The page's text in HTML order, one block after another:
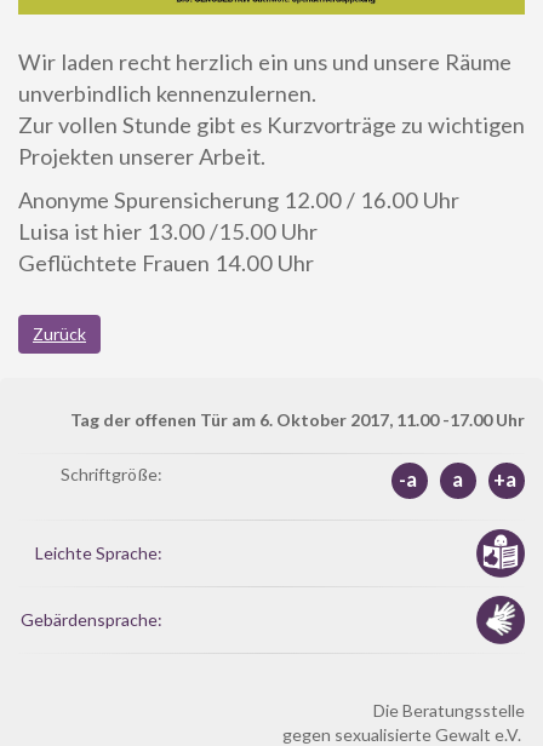
Wir laden recht herzlich ein uns und unsere Räume
unverbindlich kennenzulernen.
Zur vollen Stunde gibt es Kurzvorträge zu wichtigen
Projekten unserer Arbeit.
Anonyme Spurensicherung 12.00 / 16.00 Uhr
Luisa ist hier 13.00 /15.00 Uhr
Geflüchtete Frauen 14.00 Uhr
Zurück
Tag der offenen Tür am 6. Oktober 2017, 11.00 -17.00 Uhr
Schriftgröße: +a
a
-a
Leichte Sprache:
Gebärdensprache:
Die Beratungsstelle
gegen sexualisierte Gewalt e.V.